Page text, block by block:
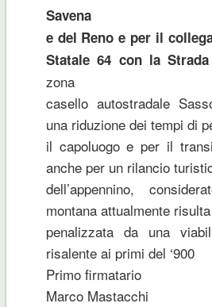
Savena
e del Reno e per il
Statale 64 con la
zona
casello autostradale
una riduzione dei tempi di
il capoluogo e per il
anche per un rilancio
dell’appennino,
montana attualmente
penalizzata da una
risalente ai primi del ‘900
Primo firmatario
Marco Mastacchi